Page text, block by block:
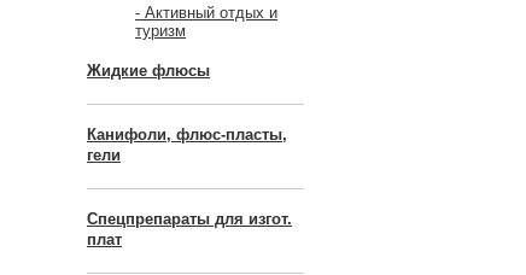
- Активный отдых и
туризм
Жидкие флюсы
Канифоли, флюс-пласты,
гели
Спецпрепараты для изгот.
плат